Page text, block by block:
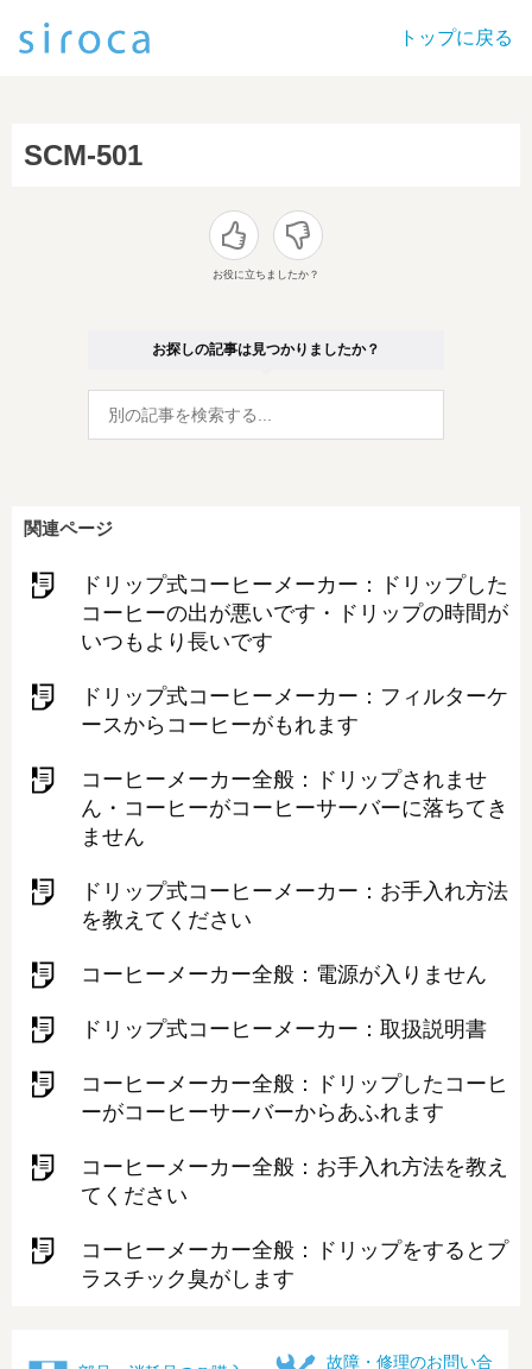
トップに戻る
SCM-501
お役に立ちましたか？
お探しの記事は見つかりましたか？
関連ページ
ドリップ式コーヒーメーカー：ドリップした
コーヒーの出が悪いです・ドリップの時間が
いつもより長いです
ドリップ式コーヒーメーカー：フィルターケ
ースからコーヒーがもれます
コーヒーメーカー全般：ドリップされませ
ん・コーヒーがコーヒーサーバーに落ちてき
ません
ドリップ式コーヒーメーカー：お手入れ方法
を教えてください
コーヒーメーカー全般：電源が入りません
ドリップ式コーヒーメーカー：取扱説明書
コーヒーメーカー全般：ドリップしたコーヒ
ーがコーヒーサーバーからあふれます
コーヒーメーカー全般：お手入れ方法を教え
てください
コーヒーメーカー全般：ドリップをするとプ
ラスチック臭がします
故障・修理のお問い合